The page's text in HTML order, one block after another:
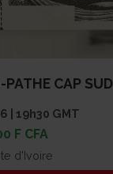
CAP SUD
| 19h30 GMT
F CFA
d'Ivoire